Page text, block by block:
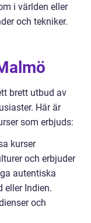
i världen eller
och tekniker.
brett utbud av
Här är
som erbjuds:
kurser
och erbjuder
autentiska
eller Indien.
och